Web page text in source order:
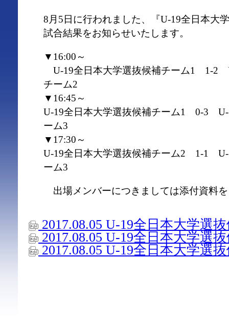
8月5日に行われました、『U-19全日本大
試合結果をお知らせいたします。
▼16:00～
U-19全日本大学選抜候補チーム1 1-2
チーム2
▼16:45～
U-19全日本大学選抜候補チーム1 0-3 U-
ーム3
▼17:30～
U-19全日本大学選抜候補チーム2 1-1 U-
ーム3
出場メンバーにつきましては添付資料
2017.08.05 U-19全日本大学選
2017.08.05 U-19全日本大学選
2017.08.05 U-19全日本大学選